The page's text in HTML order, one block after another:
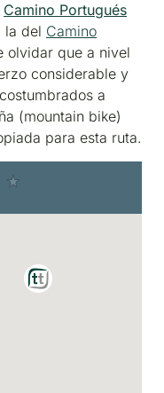
Camino Portugués
la del Camino
olvidar que a nivel
considerable y
a
(mountain bike)
para esta ruta.